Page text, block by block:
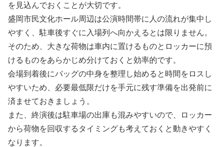
を見込んでおくことが大切です。
盛岡市民文化ホール周辺は公演時間帯に人の流れが集中し
やすく、駐車後すぐに入場列へ向かえるとは限りません。
そのため、大きな荷物は車内に置けるものとロッカーに預
けるものをあらかじめ分けておくと効率的です。
会場到着後にバッグの中身を整理し始めると時間をロスし
やすいため、必要最低限だけを手元に残す準備を出発前に
済ませておきましょう。
また、終演後は駐車場の出庫も混みやすいので、ロッカー
から荷物を回収するタイミングも考えておくと動きやすく
なります。